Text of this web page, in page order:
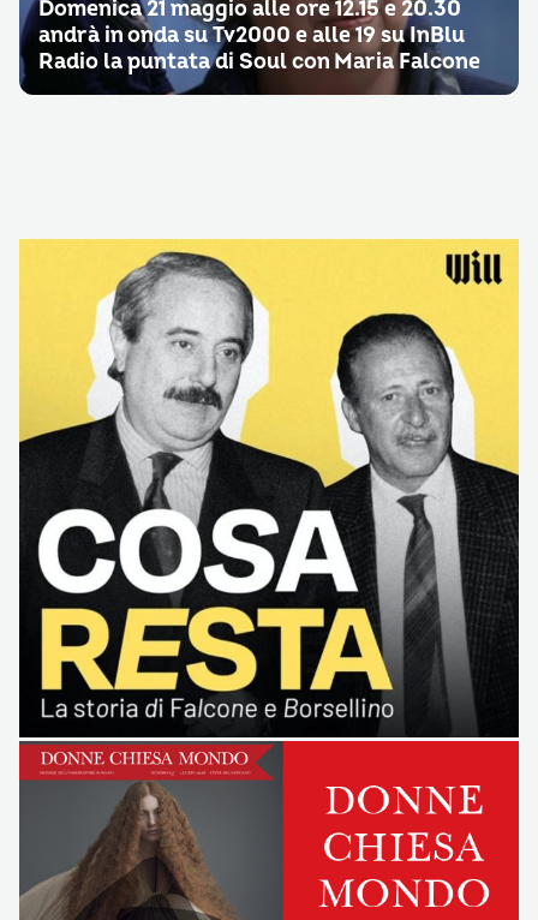
Domenica 21 maggio alle ore 12.15 e 20.30
andrà in onda su Tv2000 e alle 19 su InBlu
Radio la puntata di Soul con Maria Falcone